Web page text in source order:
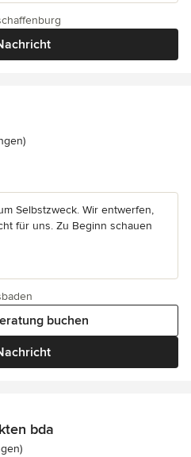
4.9 von 5 Sternen
Selbstzweck. Wir entwerfen,
für uns. Zu Beginn schauen
buchen
bda
5 von 5 Sternen